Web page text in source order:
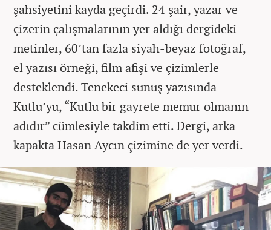
şahsiyetini kayda geçirdi. 24 şair, yazar ve
çizerin çalışmalarının yer aldığı dergideki
metinler, 60’tan fazla siyah-beyaz fotoğraf,
el yazısı örneği, film afişi ve çizimlerle
desteklendi. Tenekeci sunuş yazısında
Kutlu’yu, “Kutlu bir gayrete memur olmanın
adıdır” cümlesiyle takdim etti. Dergi, arka
kapakta Hasan Aycın çizimine de yer verdi.